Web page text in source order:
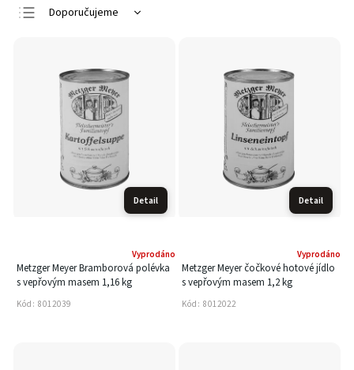
Doporučujeme
Nejprodávanější
Abecedně
Detail
Metzger Meyer Bramborová polévka
s vepřovým masem 1,16 kg
Vyprodáno
Kód: 8012039
Detail
Metzger Meyer čočkové hotové jídlo
s vepřovým masem 1,2 kg
Vyprodáno
Kód: 8012022